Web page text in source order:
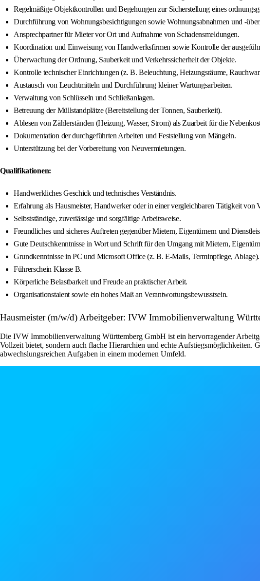
Regelmäßige Objektkontrollen und Begehungen zur Sicherstellung eines
Durchführung von Wohnungsbesichtigungen sowie Wohnungsabnahmen und -
Ansprechpartner für Mieter vor Ort und Aufnahme von Schadensmeldungen.
Koordination und Einweisung von Handwerksfirmen sowie Kontrolle der
Überwachung der Ordnung, Sauberkeit und Verkehrssicherheit der Objekte.
Kontrolle technischer Einrichtungen (z. B. Beleuchtung, Heizungsräume,
Austausch von Leuchtmitteln und Durchführung kleiner Wartungsarbeiten.
Verwaltung von Schlüsseln und Schließanlagen.
Betreuung der Müllstandplätze (Bereitstellung der Tonnen, Sauberkeit).
Ablesen von Zählerständen (Heizung, Wasser, Strom) als Zuarbeit für die
Dokumentation der durchgeführten Arbeiten und Feststellung von Mängeln.
Unterstützung bei der Vorbereitung von Neuvermietungen.
Qualifikationen:
Handwerkliches Geschick und technisches Verständnis.
Erfahrung als Hausmeister, Handwerker oder in einer vergleichbaren Tätigkeit von
Selbstständige, zuverlässige und sorgfältige Arbeitsweise.
Freundliches und sicheres Auftreten gegenüber Mietern, Eigentümern und
Gute Deutschkenntnisse in Wort und Schrift für den Umgang mit Mietern,
Grundkenntnisse in PC und Microsoft Office (z. B. E-Mails, Terminpflege, Ablage).
Führerschein Klasse B.
Körperliche Belastbarkeit und Freude an praktischer Arbeit.
Organisationstalent sowie ein hohes Maß an Verantwortungsbewusstsein.
Hausmeister (m/w/d) Arbeitgeber: IVW Immobilienverwaltung
Die IVW Immobilienverwaltung Württemberg GmbH ist ein hervorragender
Vollzeit bietet, sondern auch flache Hierarchien und echte Aufstiegsmöglichkeiten.
abwechslungsreichen Aufgaben in einem modernen Umfeld.